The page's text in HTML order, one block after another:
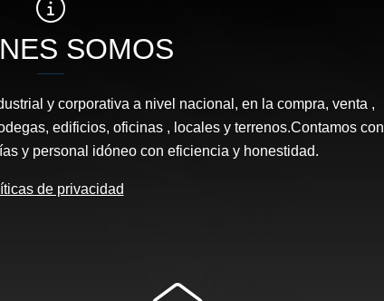
SOMOS
y corporativa a nivel nacional, en la compra, venta ,
edificios, oficinas , locales y terrenos.Contamos con
y personal idóneo con eficiencia y honestidad.
de privacidad